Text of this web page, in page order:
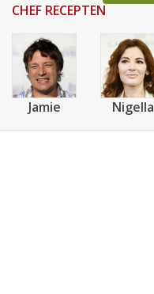
CHEF RECEPTEN
Jamie Nigella